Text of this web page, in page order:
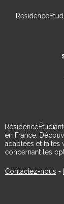
en France.
adaptées et faites
concernant les
Contactez-nous -